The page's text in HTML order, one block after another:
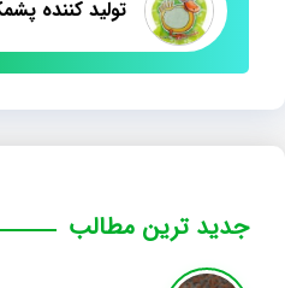
تولید کننده
جدید ترین مطالب